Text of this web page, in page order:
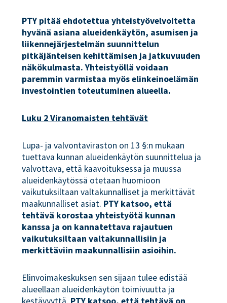
PTY pitää ehdotettua yhteistyövelvoitetta
hyvänä asiana alueidenkäytön, asumisen ja
liikennejärjestelmän suunnittelun
pitkäjänteisen kehittämisen ja jatkuvuuden
näkökulmasta. Yhteistyöllä voidaan
paremmin varmistaa myös elinkeinoelämän
investointien toteutuminen alueella.
Luku 2 Viranomaisten tehtävät
Lupa- ja valvontaviraston on 13 §:n mukaan
tuettava kunnan alueidenkäytön suunnittelua ja
valvottava, että kaavoituksessa ja muussa
alueidenkäytössä otetaan huomioon
vaikutuksiltaan valtakunnalliset ja merkittävät
maakunnalliset asiat. PTY katsoo, että
tehtävä korostaa yhteistyötä kunnan
kanssa ja on kannatettava rajautuen
vaikutuksiltaan valtakunnallisiin ja
merkittäviin maakunnallisiin asioihin.
Elinvoimakeskuksen sen sijaan tulee edistää
alueellaan alueidenkäytön toimivuutta ja